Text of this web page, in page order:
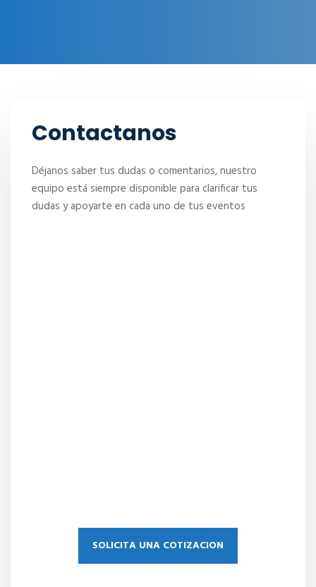
Contactanos
Déjanos saber tus dudas o comentarios, nuestro
equipo está siempre disponible para clarificar tus
dudas y apoyarte en cada uno de tus eventos
SOLICITA UNA COTIZACION